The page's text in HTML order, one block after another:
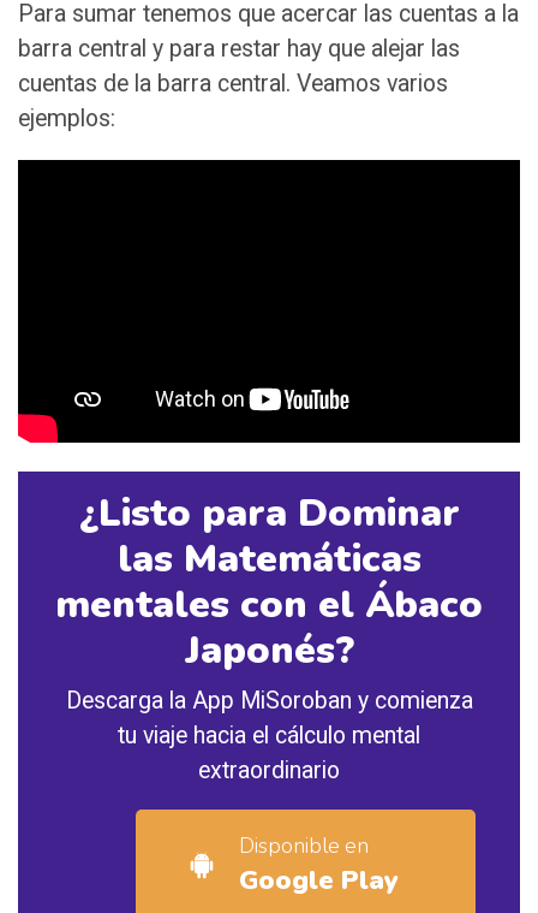
Para sumar tenemos que acercar las cuentas a la
barra central y para restar hay que alejar las
cuentas de la barra central. Veamos varios
ejemplos:
¿Listo para Dominar
las Matemáticas
mentales con el Ábaco
Japonés?
Descarga la App MiSoroban y comienza
tu viaje hacia el cálculo mental
extraordinario
Disponible en
Google Play